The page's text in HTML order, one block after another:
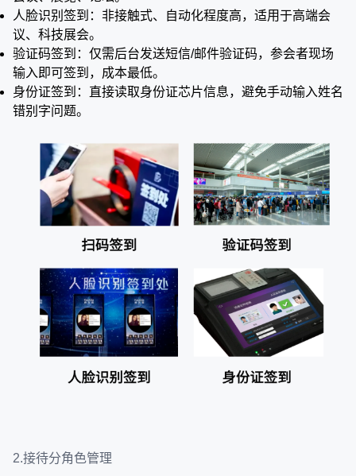
人脸识别签到：非接触式、自动化程度高，适用于高端会
议、科技展会。
验证码签到：仅需后台发送短信/邮件验证码，参会者现场
输入即可签到，成本最低。
身份证签到：直接读取身份证芯片信息，避免手动输入姓名
错别字问题。
2.接待分角色管理